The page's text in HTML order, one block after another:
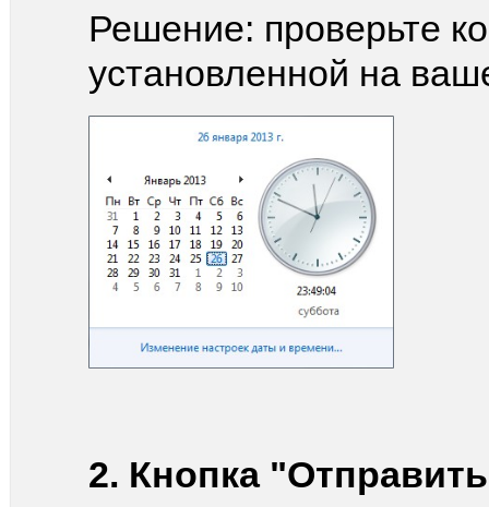
Решение: проверьте
установленной на
2. Кнопка